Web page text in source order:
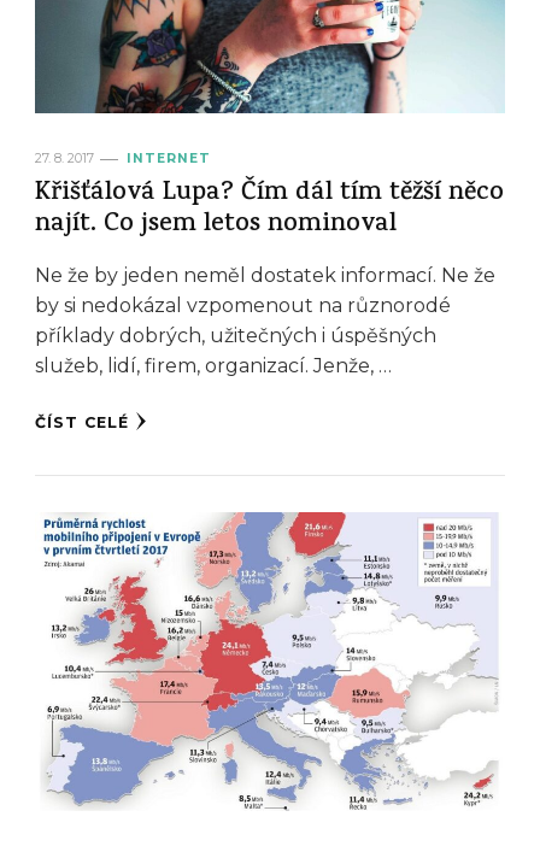
27. 8. 2017 INTERNET
Křišťálová Lupa? Čím dál tím těžší něco
najít. Co jsem letos nominoval
Ne že by jeden neměl dostatek informací. Ne že
by si nedokázal vzpomenout na různorodé
příklady dobrých, užitečných i úspěšných
služeb, lidí, firem, organizací. Jenže, …
ČÍST CELÉ